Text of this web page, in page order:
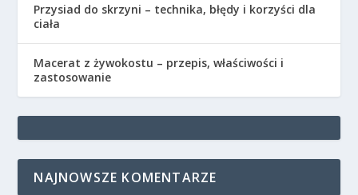
Przysiad do skrzyni – technika, błędy i korzyści dla
ciała
Macerat z żywokostu – przepis, właściwości i
zastosowanie
NAJNOWSZE KOMENTARZE